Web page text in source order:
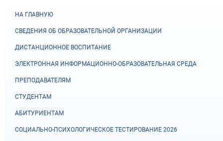
НА ГЛАВНУЮ
СВЕДЕНИЯ ОБ ОБРАЗОВАТЕЛЬНОЙ ОРГАНИЗАЦИИ
ДИСТАНЦИОННОЕ ВОСПИТАНИЕ
ЭЛЕКТРОННАЯ ИНФОРМАЦИОННО-ОБРАЗОВАТЕЛЬНАЯ СРЕДА
ПРЕПОДАВАТЕЛЯМ
СТУДЕНТАМ
АБИТУРИЕНТАМ
СОЦИАЛЬНО-ПСИХОЛОГИЧЕСКОЕ ТЕСТИРОВАНИЕ 2026